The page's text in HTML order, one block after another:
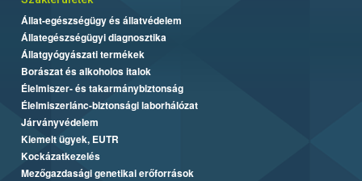
Állat-egészségügy és állatvédelem
Állategészségügyi diagnosztika
Állatgyógyászati termékek
Borászat és alkoholos italok
Élelmiszer- és takarmánybiztonság
Élelmiszerlánc-biztonsági laborhálózat
Járványvédelem
Kiemelt ügyek, EUTR
Kockázatkezelés
Mezőgazdasági genetikai erőforrások